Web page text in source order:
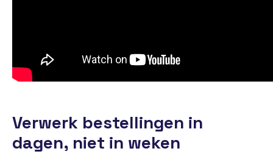
Verwerk bestellingen in
dagen, niet in weken